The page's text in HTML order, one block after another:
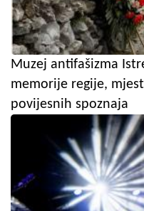
Muzej antifašizma
memorije regije,
povijesnih spoznaja